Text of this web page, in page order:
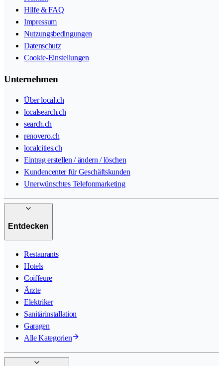
Hilfe & FAQ
Impressum
Nutzungsbedingungen
Datenschutz
Cookie-Einstellungen
Unternehmen
Über local.ch
localsearch.ch
search.ch
renovero.ch
localcities.ch
Eintrag erstellen / ändern / löschen
Kundencenter für Geschäftskunden
Unerwünschtes Telefonmarketing
Entdecken
Restaurants
Hotels
Coiffeure
Ärzte
Elektriker
Sanitärinstallation
Garagen
Alle Kategorien